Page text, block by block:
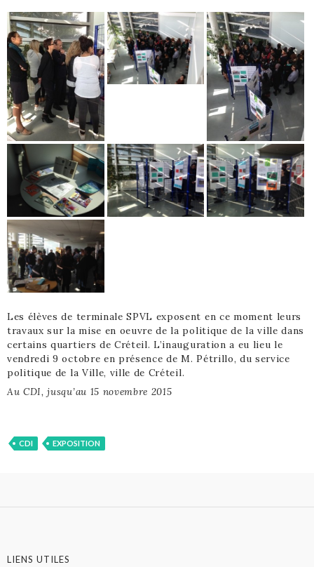
Les élèves de terminale SPVL exposent en ce moment leurs
travaux sur la mise en oeuvre de la politique de la ville dans
certains quartiers de Créteil. L’inauguration a eu lieu le
vendredi 9 octobre en présence de M. Pétrillo, du service
politique de la Ville, ville de Créteil.
Au CDI, jusqu’au 15 novembre 2015
CDI EXPOSITION
LIENS UTILES